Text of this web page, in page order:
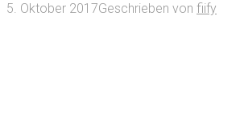
5. Oktober 2017Geschrieben von fiify